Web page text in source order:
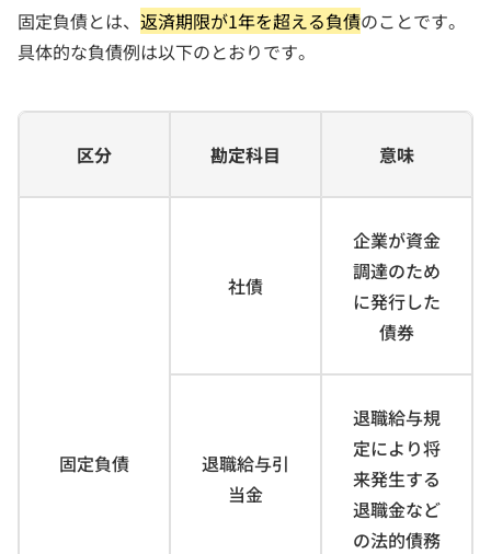
固定負債とは、 返済期限が1年を超える負債のことです。
具体的な負債例は以下のとおりです。
区分 勘定科目 意味
固定負債
社債
企業が資金
調達のため
に発行した
債券
退職給与引
当金
退職給与規
定により将
来発生する
退職金など
の法的債務